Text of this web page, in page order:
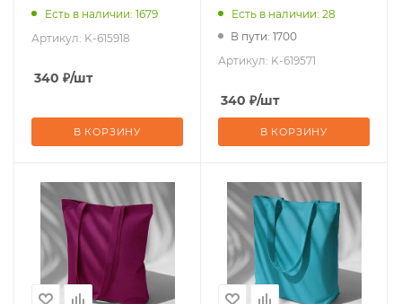
Есть в наличии: 1679
Артикул: K-615918
340 ₽/шт
В КОРЗИНУ
Есть в наличии: 28
В пути: 1700
Артикул: K-619571
340 ₽/шт
В КОРЗИНУ